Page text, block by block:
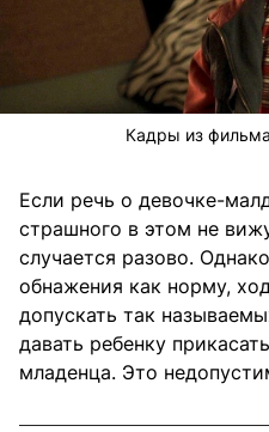
Кадры из
Если речь о девочке-
страшного в этом не
случается разово.
обнажения как норму,
допускать так
давать ребенку
младенца. Это